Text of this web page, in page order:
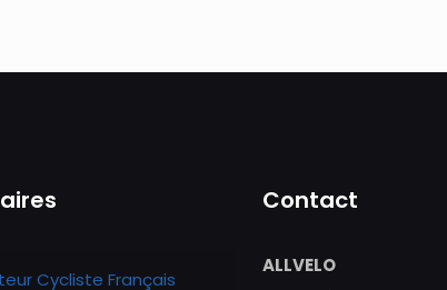
Cycliste Français
Contact
ALLVELO